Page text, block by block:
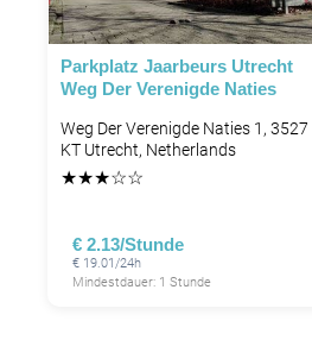
Parkplatz Jaarbeurs Utrecht
Weg Der Verenigde Naties
Weg Der Verenigde Naties 1, 3527
KT Utrecht, Netherlands
★★★☆☆
€ 2.13/Stunde
€ 19.01/24h
Mindestdauer: 1 Stunde